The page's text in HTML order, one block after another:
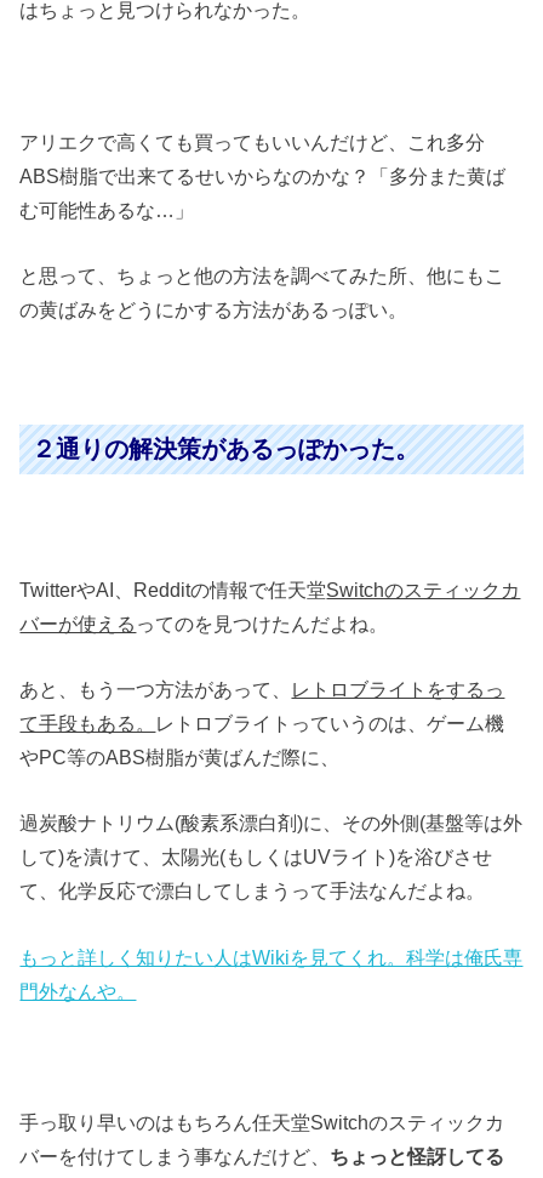
はちょっと見つけられなかった。
アリエクで高くても買ってもいいんだけど、これ多分
ABS樹脂で出来てるせいからなのかな？「多分また黄ば
む可能性あるな…」
と思って、ちょっと他の方法を調べてみた所、他にもこ
の黄ばみをどうにかする方法があるっぽい。
２通りの解決策があるっぽかった。
TwitterやAI、Redditの情報で任天堂Switchのスティックカ
バーが使える ってのを見つけたんだよね。
あと、もう一つ方法があって、 レトロブライトをするっ
て手段もある。 レトロブライトっていうのは、ゲーム機
やPC等のABS樹脂が黄ばんだ際に、
過炭酸ナトリウム(酸素系漂白剤)に、その外側(基盤等は外
して)を漬けて、太陽光(もしくはUVライト)を浴びさせ
て、化学反応で漂白してしまうって手法なんだよね。
もっと詳しく知りたい人はWikiを見てくれ。科学は俺氏専
門外なんや。
手っ取り早いのはもちろん任天堂Switchのスティックカ
バーを付けてしまう事なんだけど、 ちょっと怪訝してる